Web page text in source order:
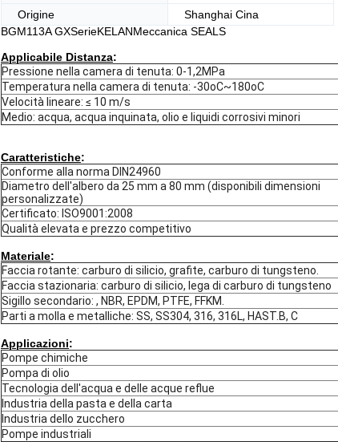
Origine
Shanghai Cina
BGM113A GXSerieKELANMeccanica SEALS
Applicabile Distanza:
Pressione nella camera di tenuta: 0-1,2MPa
Temperatura nella camera di tenuta: -30oC~180oC
Velocità lineare: ≤ 10 m/s
Medio: acqua, acqua inquinata, olio e liquidi corrosivi minori
Caratteristiche:
Conforme alla norma DIN24960
Diametro dell'albero da 25 mm a 80 mm (disponibili dimensioni
personalizzate)
Certificato: ISO9001:2008
Qualità elevata e prezzo competitivo
Materiale:
Faccia rotante: carburo di silicio, grafite, carburo di tungsteno.
Faccia stazionaria: carburo di silicio, lega di carburo di tungsteno
Sigillo secondario: , NBR, EPDM, PTFE, FFKM.
Parti a molla e metalliche: SS, SS304, 316, 316L, HAST.B, C
Applicazioni:
Pompe chimiche
Pompa di olio
Tecnologia dell'acqua e delle acque reflue
Industria della pasta e della carta
Industria dello zucchero
Pompe industriali